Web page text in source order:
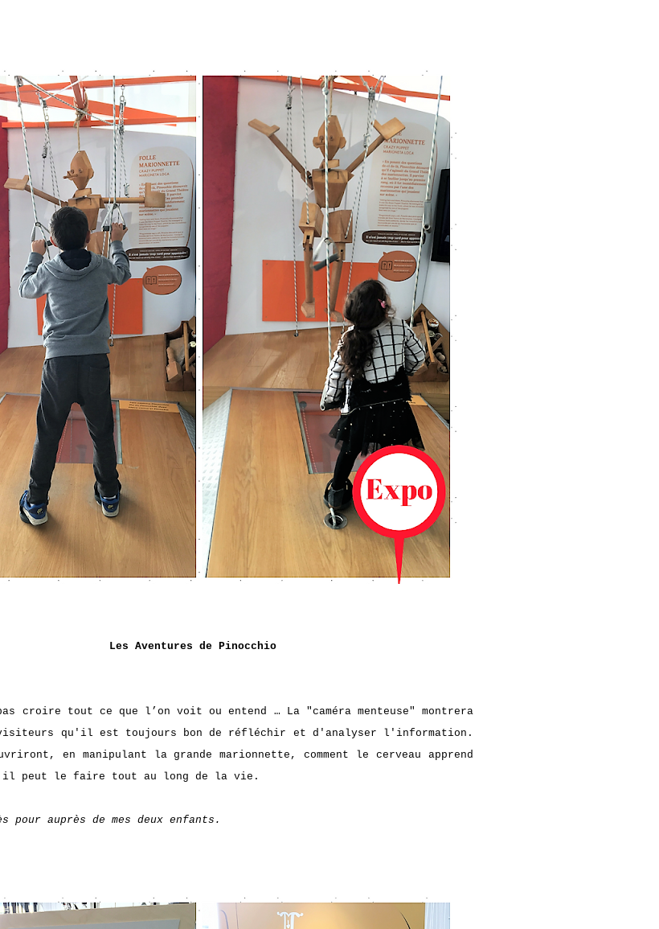
Les Aventures de Pinocchio
croire tout ce que l’on voit ou entend … La "caméra menteuse" montrera
visiteurs qu'il est toujours bon de réfléchir et d'analyser l'information.
en manipulant la grande marionnette, comment le cerveau apprend
il peut le faire tout au long de la vie.
pour auprès de mes deux enfants.